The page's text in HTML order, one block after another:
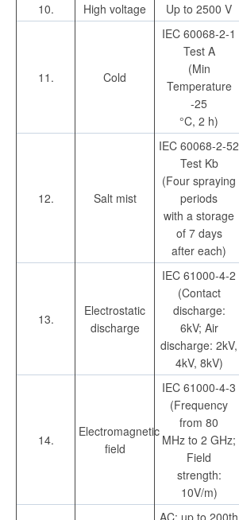
10. High voltage Up to 2500 V
11. Cold
IEC 60068-2-1
Test A
(Min
Temperature
-25
°C, 2 h)
12. Salt mist
IEC 60068-2-52
Test Kb
(Four spraying
periods
with a storage
of 7 days
after each)
13.
Electrostatic
discharge
IEC 61000-4-2
(Contact
discharge:
6kV; Air
discharge: 2kV,
4kV, 8kV)
14.
Electromagnetic
field
IEC 61000-4-3
(Frequency
from 80
MHz to 2 GHz;
Field
strength:
10V/m)